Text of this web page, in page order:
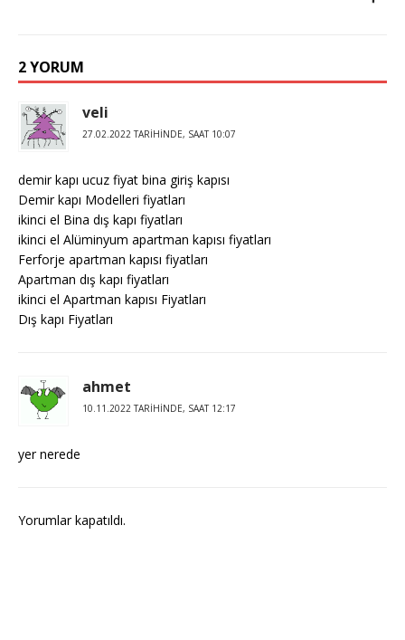
2 YORUM
veli
27.02.2022 TARIHINDE, SAAT 10:07
demir kapı ucuz fiyat bina giriş kapısı
Demir kapı Modelleri fiyatları
ikinci el Bina dış kapı fiyatları
ikinci el Alüminyum apartman kapısı fiyatları
Ferforje apartman kapısı fiyatları
Apartman dış kapı fiyatları
ikinci el Apartman kapısı Fiyatları
Dış kapı Fiyatları
ahmet
10.11.2022 TARIHINDE, SAAT 12:17
yer nerede
Yorumlar kapatıldı.